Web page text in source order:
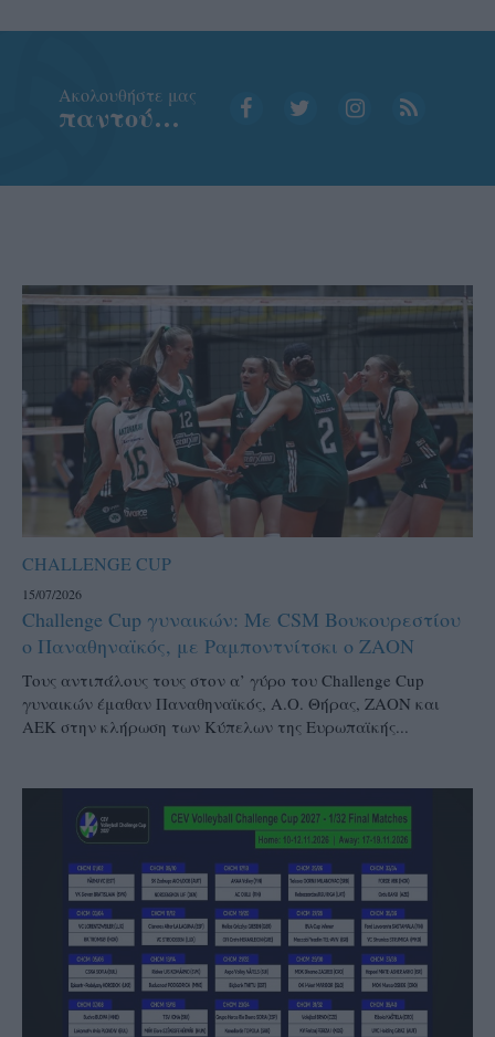
Aκολουθήστε μας
παντού…
CHALLENGE CUP
15/07/2026
Challenge Cup γυναικών: Με CSM Βουκουρεστίου
ο Παναθηναϊκός, με Ραμποντνίτσκι ο ΖΑΟΝ
Τους αντιπάλους τους στον α’ γύρο του Challenge Cup
γυναικών έμαθαν Παναθηναϊκός, Α.Ο. Θήρας, ΖΑΟΝ και
ΑΕΚ στην κλήρωση των Κύπελων της Ευρωπαϊκής...